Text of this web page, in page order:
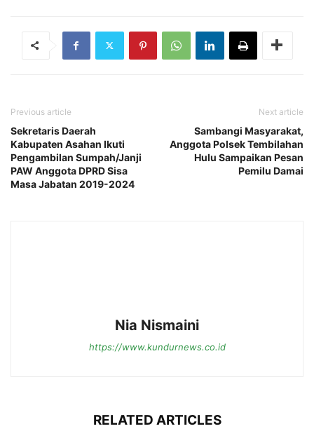
Previous article
Sekretaris Daerah
Kabupaten Asahan Ikuti
Pengambilan Sumpah/Janji
PAW Anggota DPRD Sisa
Masa Jabatan 2019-2024
Next article
Sambangi Masyarakat,
Anggota Polsek Tembilahan
Hulu Sampaikan Pesan
Pemilu Damai
Nia Nismaini
https://www.kundurnews.co.id
RELATED ARTICLES